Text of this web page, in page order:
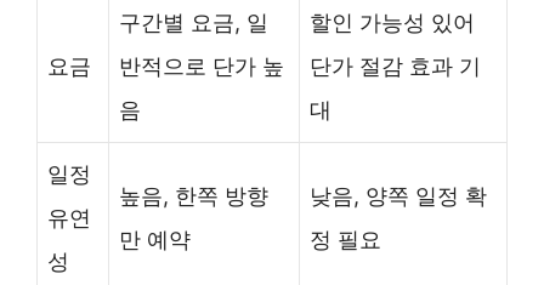
요금
구간별 요금, 일
반적으로 단가 높
음
할인 가능성 있어
단가 절감 효과 기
대
일정
유연
성
높음, 한쪽 방향
만 예약
낮음, 양쪽 일정 확
정 필요